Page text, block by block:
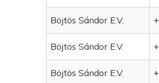
Böjtös Sándor E.V.
Böjtös Sándor E.V.
Böjtös Sándor E.V.